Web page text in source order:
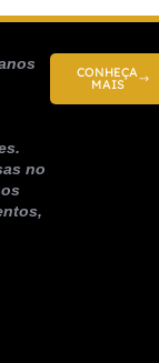
no
CONHEÇA
MAIS